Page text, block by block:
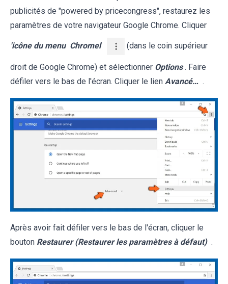
publicités de "powered by pricecongress", restaurez les
paramètres de votre navigateur Google Chrome. Cliquer
'icône du menu Chromel (dans le coin supérieur
droit de Google Chrome) et sélectionner Options . Faire
défiler vers le bas de l'écran. Cliquer le lien Avancé… .
Après avoir fait défiler vers le bas de l'écran, cliquer le
bouton Restaurer (Restaurer les paramètres à défaut) .